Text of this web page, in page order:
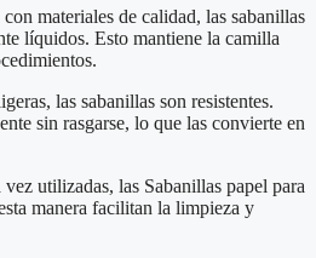
con materiales de calidad, las sabanillas
líquidos. Esto mantiene la camilla
las sabanillas son resistentes.
sin rasgarse, lo que las convierte en
vez utilizadas, las Sabanillas papel para
manera facilitan la limpieza y